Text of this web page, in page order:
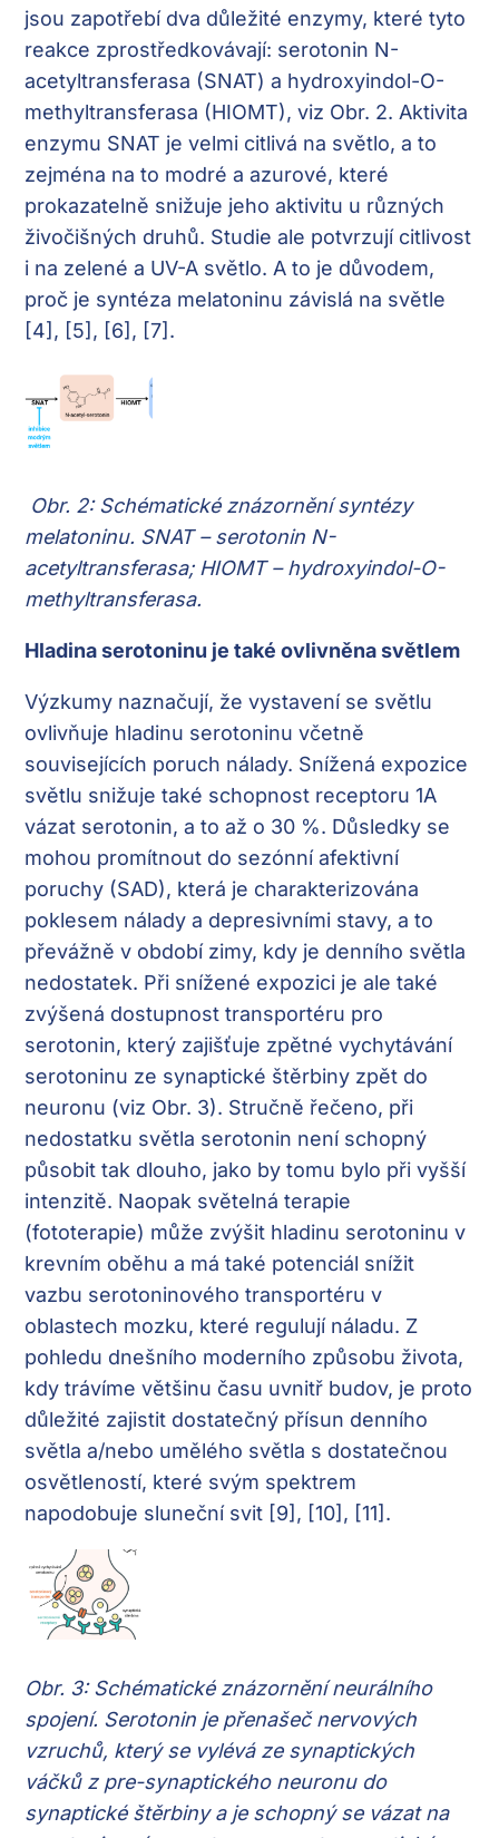
jsou zapotřebí dva důležité enzymy, které tyto
reakce zprostředkovávají: serotonin N-
acetyltransferasa (SNAT) a hydroxyindol-O-
methyltransferasa (HIOMT), viz Obr. 2. Aktivita
enzymu SNAT je velmi citlivá na světlo, a to
zejména na to modré a azurové, které
prokazatelně snižuje jeho aktivitu u různých
živočišných druhů. Studie ale potvrzují citlivost
i na zelené a UV-A světlo. A to je důvodem,
proč je syntéza melatoninu závislá na světle
[4], [5], [6], [7].
Obr. 2: Schématické znázornění syntézy
melatoninu. SNAT – serotonin N-
acetyltransferasa; HIOMT – hydroxyindol-O-
methyltransferasa.
Hladina serotoninu je také ovlivněna světlem
Výzkumy naznačují, že vystavení se světlu
ovlivňuje hladinu serotoninu včetně
souvisejících poruch nálady. Snížená expozice
světlu snižuje také schopnost receptoru 1A
vázat serotonin, a to až o 30 %. Důsledky se
mohou promítnout do sezónní afektivní
poruchy (SAD), která je charakterizována
poklesem nálady a depresivními stavy, a to
převážně v období zimy, kdy je denního světla
nedostatek. Při snížené expozici je ale také
zvýšená dostupnost transportéru pro
serotonin, který zajišťuje zpětné vychytávání
serotoninu ze synaptické štěrbiny zpět do
neuronu (viz Obr. 3). Stručně řečeno, při
nedostatku světla serotonin není schopný
působit tak dlouho, jako by tomu bylo při vyšší
intenzitě. Naopak světelná terapie
(fototerapie) může zvýšit hladinu serotoninu v
krevním oběhu a má také potenciál snížit
vazbu serotoninového transportéru v
oblastech mozku, které regulují náladu. Z
pohledu dnešního moderního způsobu života,
kdy trávíme většinu času uvnitř budov, je proto
důležité zajistit dostatečný přísun denního
světla a/nebo umělého světla s dostatečnou
osvětleností, které svým spektrem
napodobuje sluneční svit [9], [10], [11].
Obr. 3: Schématické znázornění neurálního
spojení. Serotonin je přenašeč nervových
vzruchů, který se vylévá ze synaptických
váčků z pre-synaptického neuronu do
synaptické štěrbiny a je schopný se vázat na